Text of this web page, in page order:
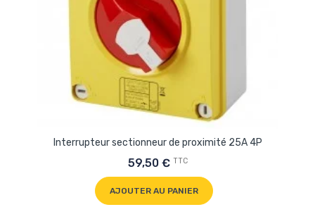
Interrupteur sectionneur de proximité 25A 4P
59,50 € TTC
AJOUTER AU PANIER